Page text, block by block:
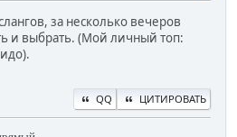
за несколько вечеров
и выбрать. (Мой личный топ:
QQ ЦИТИРОВАТЬ